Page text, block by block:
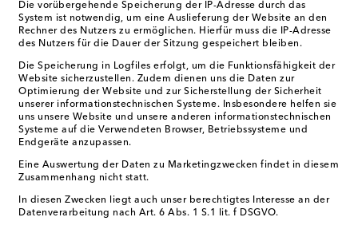
Die vorübergehende Speicherung der IP-Adresse durch das
System ist notwendig, um eine Auslieferung der Website an den
Rechner des Nutzers zu ermöglichen. Hierfür muss die IP-Adresse
des Nutzers für die Dauer der Sitzung gespeichert bleiben.
Die Speicherung in Logfiles erfolgt, um die Funktionsfähigkeit der
Website sicherzustellen. Zudem dienen uns die Daten zur
Optimierung der Website und zur Sicherstellung der Sicherheit
unserer informationstechnischen Systeme. Insbesondere helfen sie
uns unsere Website und unsere anderen informationstechnischen
Systeme auf die Verwendeten Browser, Betriebssysteme und
Endgeräte anzupassen.
Eine Auswertung der Daten zu Marketingzwecken findet in diesem
Zusammenhang nicht statt.
In diesen Zwecken liegt auch unser berechtigtes Interesse an der
Datenverarbeitung nach Art. 6 Abs. 1 S.1 lit. f DSGVO.